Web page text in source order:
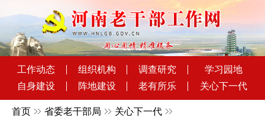
工作动态 组织机构 调查研究
学习园地
自身建设
阵地建设 老有所乐 关心下一代
首页 省委老干部局 关心下一代